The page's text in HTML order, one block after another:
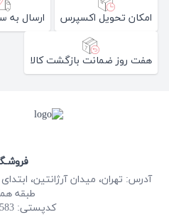
امکان تحویل اکسپرس ارسال به
هفت روز ضمانت بازگشت کالا
طبقه
کدپستی: 1514843583